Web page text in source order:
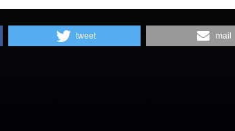
tweet mail